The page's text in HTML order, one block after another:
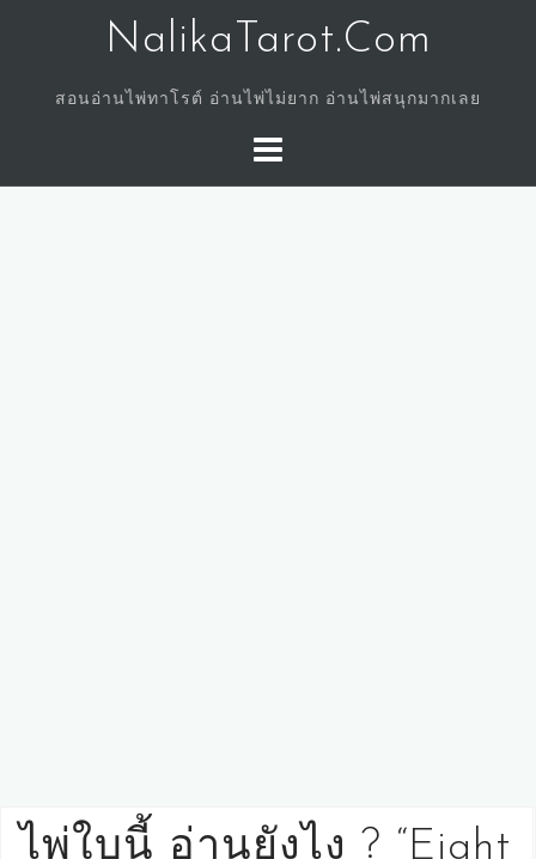
NalikaTarot.Com
สอนอ่านไพ่ทาโรต์ อ่านไพ่ไม่ยาก อ่านไพ่สนุกมากเลย
ไพ่ใบนี้ อ่านยังไง ? “Eight